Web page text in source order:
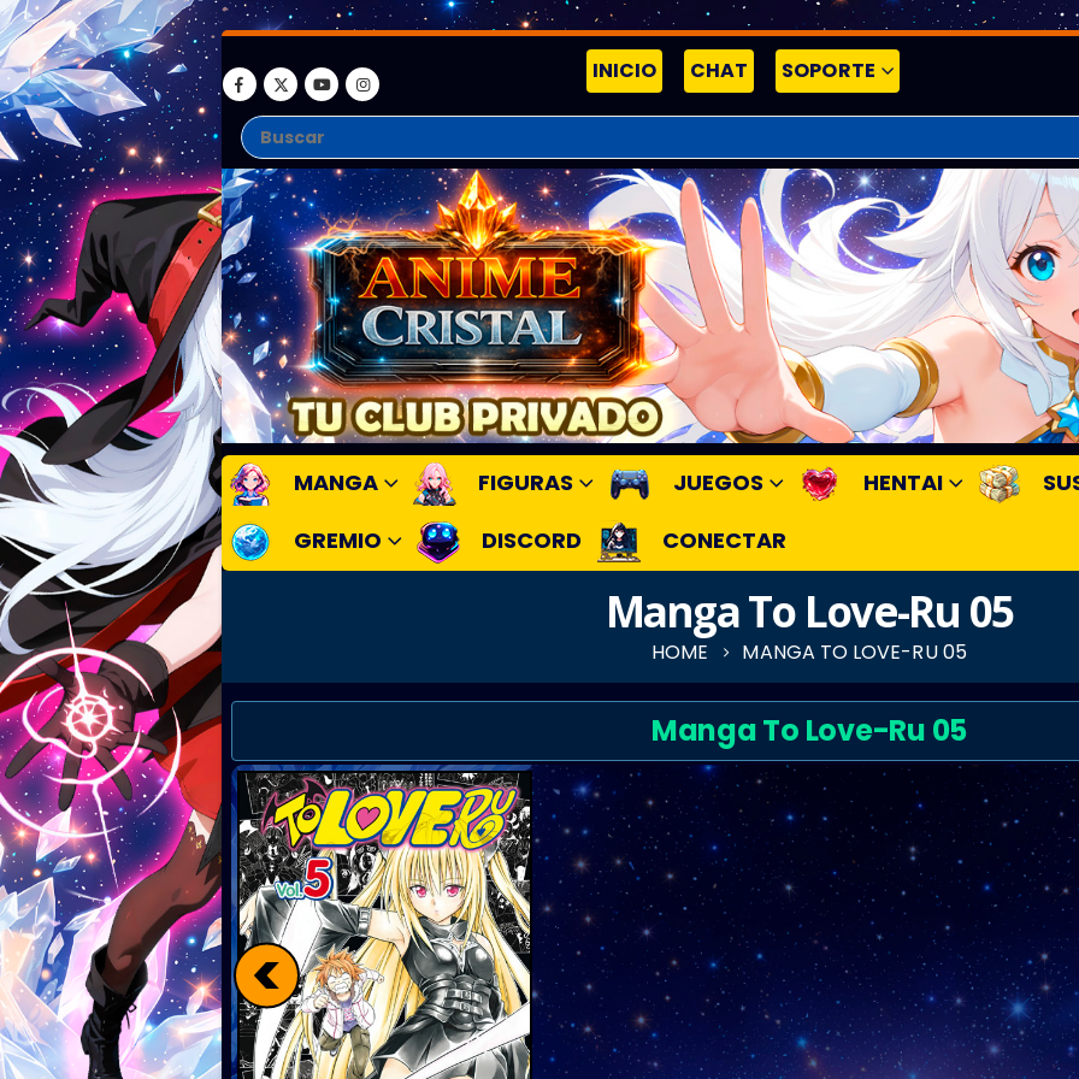
INICIO CHAT SOPORTE
MANGA FIGURAS JUEGOS HENTAI
GREMIO
DISCORD CONECTAR
Manga To Love-Ru 05
HOME MANGA TO LOVE-RU 05
Manga To Love-Ru 05
<